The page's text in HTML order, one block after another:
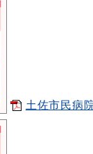
土佐市民病